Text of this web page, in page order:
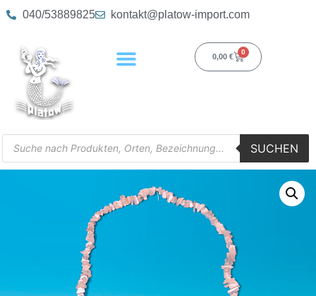
040/53889825 kontakt@platow-import.com
0,00 €
0
SUCHEN